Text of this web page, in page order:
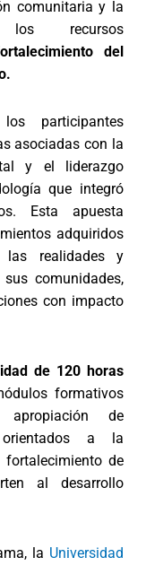
comunitaria y la
recursos
del
participantes
asociadas con la
y el liderazgo
que integró
Esta apuesta
adquiridos
las realidades y
comunidades,
con impacto
de 120 horas
formativos
de
orientados a la
de
al desarrollo
la Universidad